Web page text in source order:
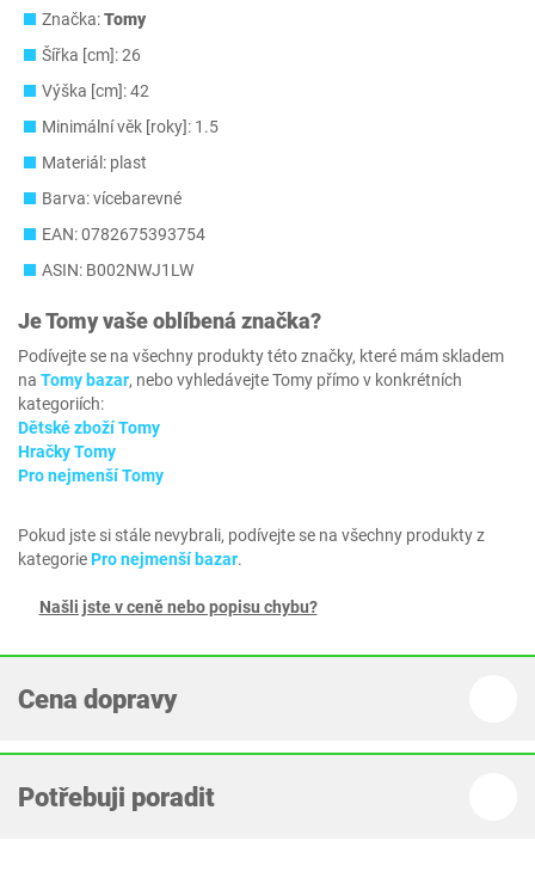
Značka:Tomy
Šířka [cm]: 26
Výška [cm]: 42
Minimální věk [roky]: 1.5
Materiál: plast
Barva: vícebarevné
EAN: 0782675393754
ASIN: B002NWJ1LW
JeTomyvaše oblíbená značka?
Podívejte se na všechny produkty této značky, které mám skladem
na Tomy bazar, nebo vyhledávejte Tomy přímo v konkrétních
kategoriích:
Dětské zboží Tomy
Hračky Tomy
Pro nejmenší Tomy
Pokud jste si stále nevybrali, podívejte se na všechny produkty z
kategoriePro nejmenší bazar.
Našli jste v ceně nebo popisu chybu?
Cena dopravy
Potřebuji poradit